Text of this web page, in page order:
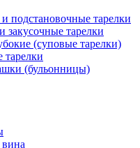
подстановочные тарелки
закусочные тарелки
(суповые тарелки)
тарелки
(бульонницы)